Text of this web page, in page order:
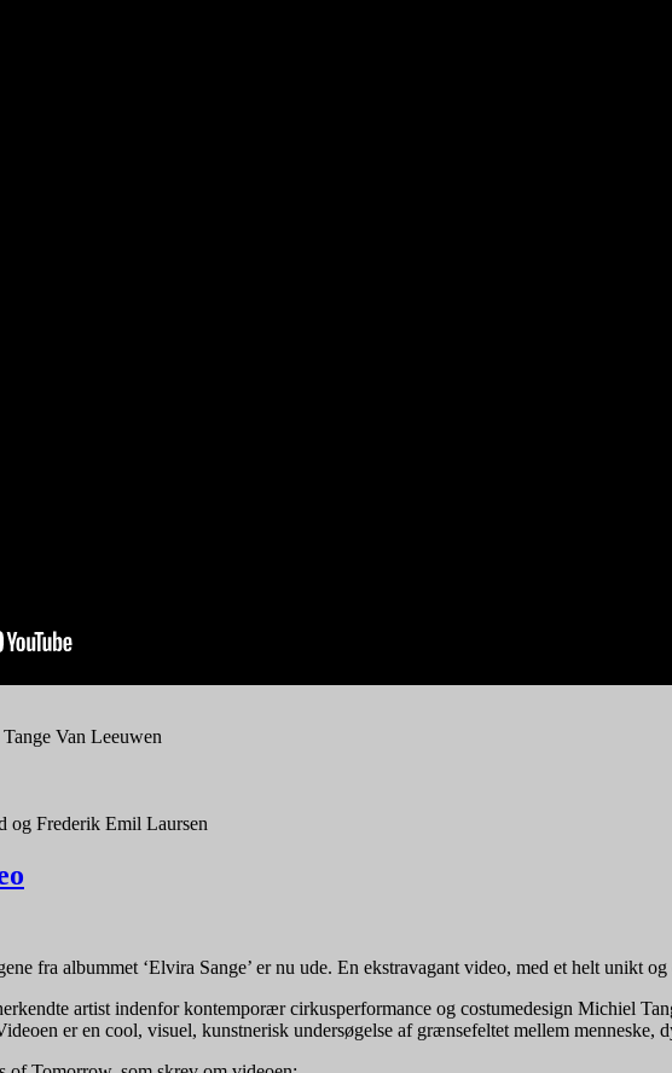
Van Leeuwen
og Frederik Emil Laursen
fra albummet ‘Elvira Sange’ er nu ude. En ekstravagant video, med et helt unikt
artist indenfor kontemporær cirkusperformance og costumedesign Michiel
er en cool, visuel, kunstnerisk undersøgelse af grænsefeltet mellem menneske,